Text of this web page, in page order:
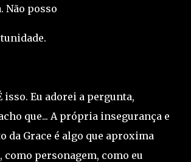
Não posso
isso. Eu adorei a pergunta,
que... A própria insegurança e
da Grace é algo que aproxima
como personagem, como eu